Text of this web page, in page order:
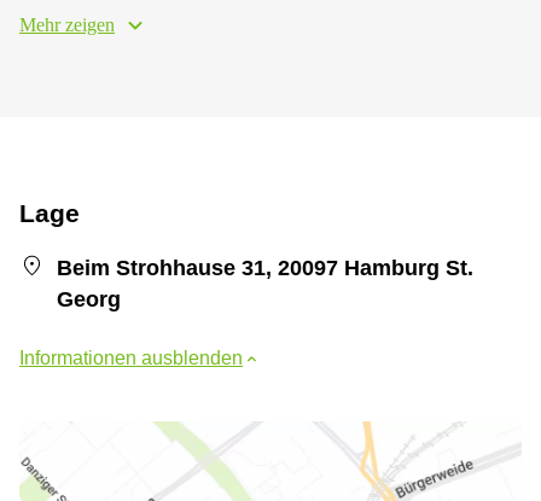
Mehr zeigen
Lage
Beim Strohhause 31, 20097 Hamburg St.
Georg
Informationen ausblenden